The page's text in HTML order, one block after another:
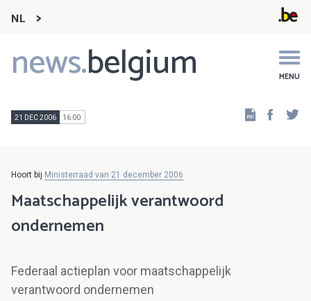
NL
news.belgium MENU
Main
navigation
21 DEC 2006 16:00
Hoort bij Ministerraad van 21 december 2006
Maatschappelijk verantwoord
ondernemen
Federaal actieplan voor maatschappelijk
verantwoord ondernemen